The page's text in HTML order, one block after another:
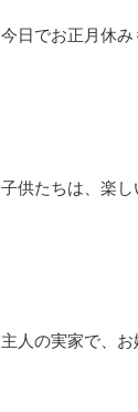
今日でお正月休み
子供たちは、楽し
主人の実家で、お